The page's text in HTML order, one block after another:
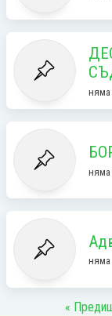
няма
няма
няма
«